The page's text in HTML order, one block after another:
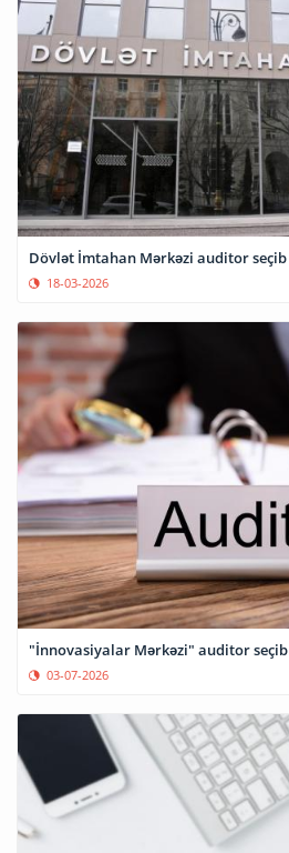
Dövlət İmtahan Mərkəzi auditor seçib
18-03-2026
"İnnovasiyalar Mərkəzi" auditor seçib
03-07-2026